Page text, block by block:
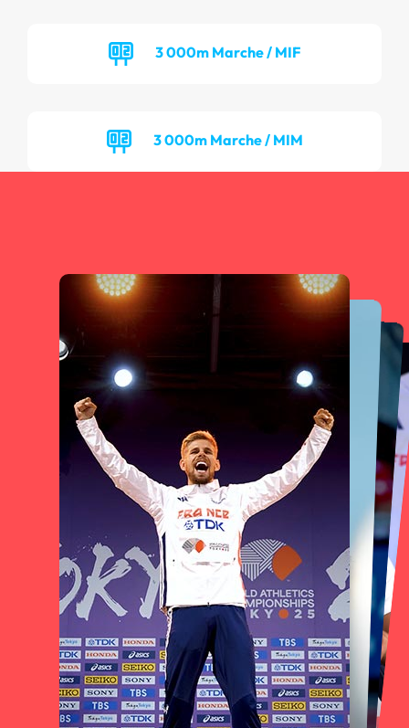
3 000m Marche / MIF
3 000m Marche / MIM